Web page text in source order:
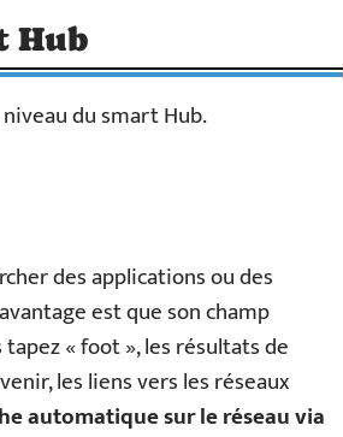
Hub
du smart Hub.
des applications ou des
est que son champ
« foot », les résultats de
les liens vers les réseaux
automatique sur le réseau via